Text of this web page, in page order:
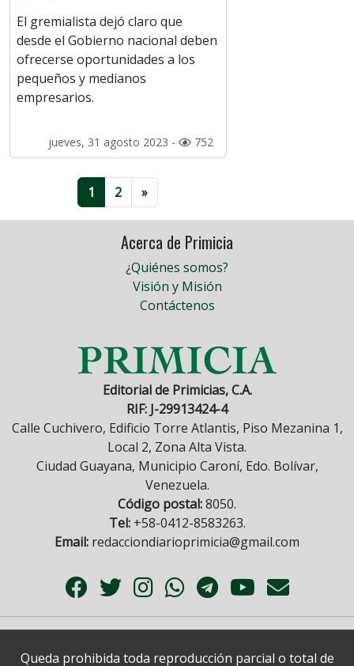
El gremialista dejó claro que
desde el Gobierno nacional deben
ofrecerse oportunidades a los
pequeños y medianos
empresarios.
jueves, 31 agosto 2023 - 752
1 2 »
Acerca de Primicia
¿Quiénes somos?
Visión y Misión
Contáctenos
Editorial de Primicias, C.A.
RIF: J-29913424-4
Calle Cuchivero, Edificio Torre Atlantis, Piso Mezanina 1,
Local 2, Zona Alta Vista.
Ciudad Guayana, Municipio Caroní, Edo. Bolívar,
Venezuela.
Código postal:8050.
Tel:+58-0412-8583263.
Email: redacciondiarioprimicia@gmail.com
Queda prohibida toda reproducción parcial o total de